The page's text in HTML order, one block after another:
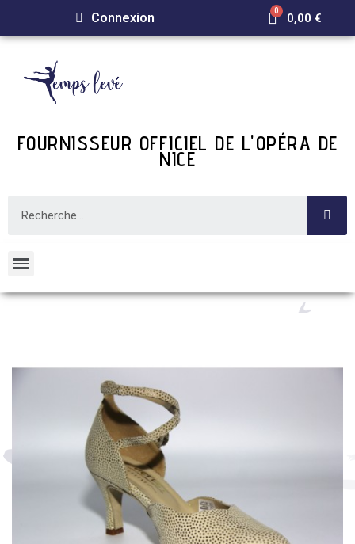
Connexion 0,00 €
FOURNISSEUR OFFICIEL DE L'OPÉRA DE
NICE